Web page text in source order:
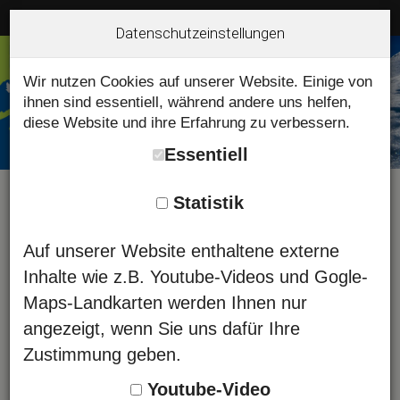
Hindelanger Bergführerbüro -
Tour buchen - Bergschule
Sie können sich hier gleich online
anmelden. Ergänzen Sie einfach unten
stehendes Formular mit Ihren persönlichen
Datenschutzeinstellungen
Wir nutzen Cookies auf unserer Website. Einige von
ihnen sind essentiell, während andere uns helfen,
diese Website und ihre Erfahrung zu verbessern.
Essentiell
Statistik
Auf unserer Website enthaltene externe
Inhalte wie z.B. Youtube-Videos und Gogle-
Maps-Landkarten werden Ihnen nur
angezeigt, wenn Sie uns dafür Ihre
Zustimmung geben.
Youtube-Video